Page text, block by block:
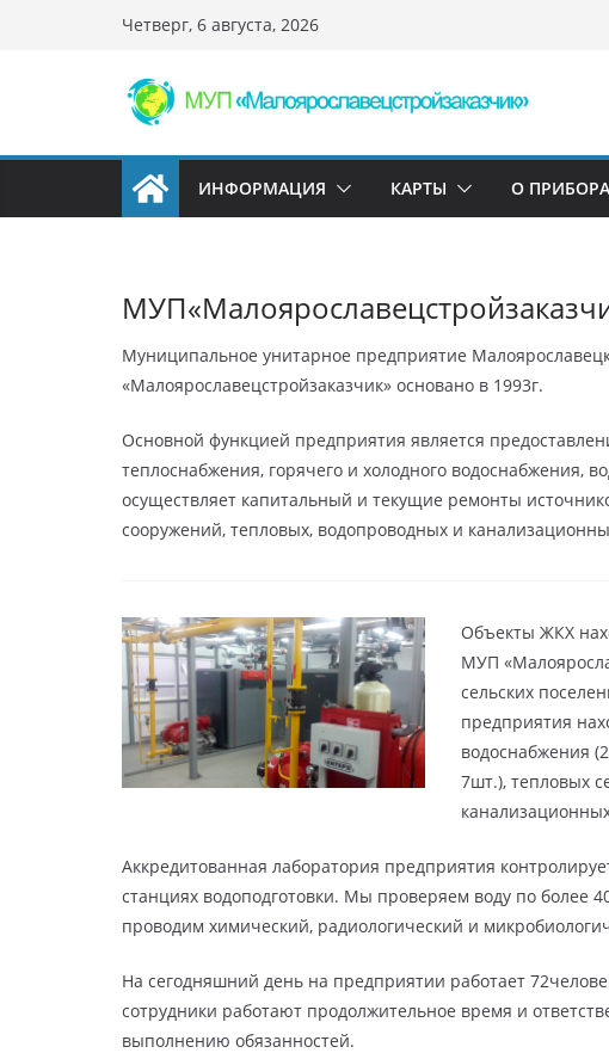
содержимому
Четверг, 6 августа, 2026
ИНФОРМАЦИЯ КАРТЫ О
Муниципальное унитарное предприятие
«Малоярославецстройзаказчик» основано в 1993г.
Основной функцией предприятия является
теплоснабжения, горячего и холодного водоснабжения,
осуществляет капитальный и текущие ремонты
сооружений, тепловых, водопроводных и
Объекты ЖКХ
МУП
сельских
предприятия
водоснабжения
7шт.), тепловых
Аккредитованная лаборатория предприятия
станциях водоподготовки. Мы проверяем воду по более
проводим химический, радиологический и
На сегодняшний день на предприятии работает
сотрудники работают продолжительное время и
выполнению обязанностей.